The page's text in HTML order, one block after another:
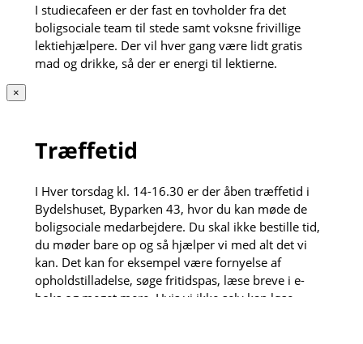
I studiecafeen er der fast en tovholder fra det
boligsociale team til stede samt voksne frivillige
lektiehjælpere. Der vil hver gang være lidt gratis
mad og drikke, så der er energi til lektierne.
×
Træffetid
I Hver torsdag kl. 14-16.30 er der åben træffetid i
Bydelshuset, Byparken 43, hvor du kan møde de
boligsociale medarbejdere. Du skal ikke bestille tid,
du møder bare op og så hjælper vi med alt det vi
kan. Det kan for eksempel være fornyelse af
opholdstilladelse, søge fritidspas, læse breve i e-
boks og meget mere. Hvis vi ikke selv kan løse